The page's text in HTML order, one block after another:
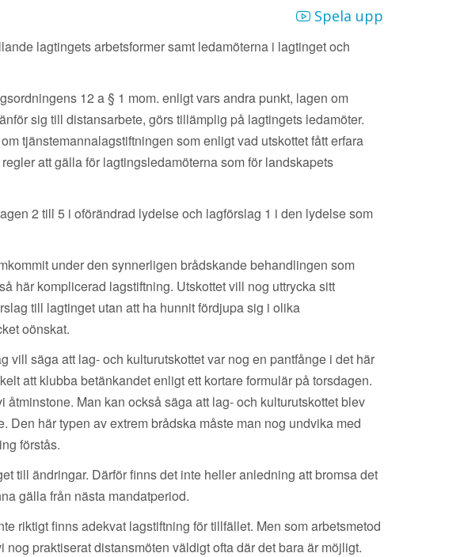
Spela upp
lagtingets arbetsformer samt ledamöterna i lagtinget och
12 a § 1 mom. enligt vars andra punkt, lagen om
sig till distansarbete, görs tillämplig på lagtingets ledamöter.
tjänstemannalagstiftningen som enligt vad utskottet fått erfara
att gälla för lagtingsledamöterna som för landskapets
2 till 5 i oförändrad lydelse och lagförslag 1 i den lydelse som
under den synnerligen brådskande behandlingen som
här komplicerad lagstiftning. Utskottet vill nog uttrycka sitt
till lagtinget utan att ha hunnit fördjupa sig i olika
oönskat.
vill säga att lag- och kulturutskottet var nog en pantfånge i det här
att klubba betänkandet enligt ett kortare formulär på torsdagen.
Man kan också säga att lag- och kulturutskottet blev
här typen av extrem brådska måste man nog undvika med
förstås.
till ändringar. Därför finns det inte heller anledning att bromsa det
gälla från nästa mandatperiod.
riktigt finns adekvat lagstiftning för tillfället. Men som arbetsmetod
praktiserat distansmöten väldigt ofta där det bara är möjligt.